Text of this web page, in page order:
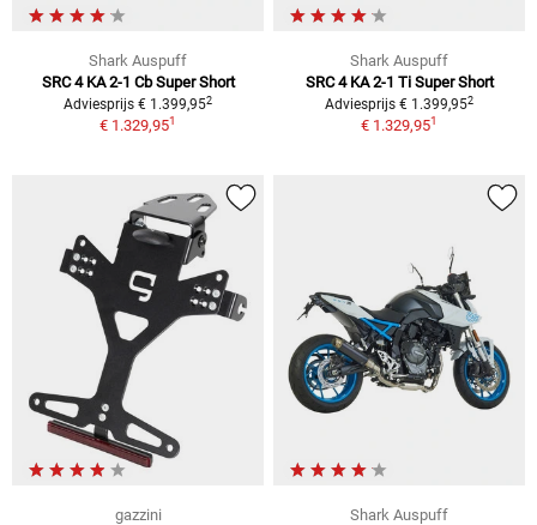
Shark Auspuff
SRC 4 KA 2-1 Cb Super Short
Adviesprijs € 1.399,952
€ 1.329,951
Shark Auspuff
SRC 4 KA 2-1 Ti Super Short
Adviesprijs € 1.399,952
€ 1.329,951
gazzini
Shark Auspuff